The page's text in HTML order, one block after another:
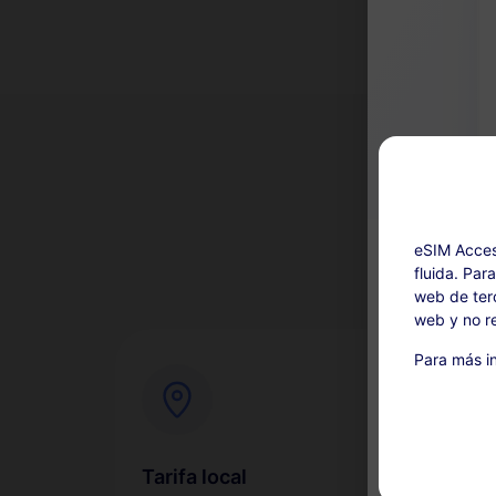
Tarifa local
Este
para un
Durante
eSIM
fluida.
web de
web y no
Para más